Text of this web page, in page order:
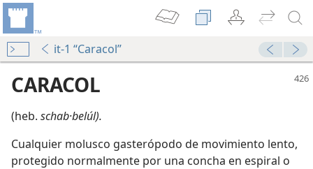
it-1 “Caracol”
CARACOL
(heb. schab·belúl).
Cualquier molusco gasterópodo de movimiento lento,
protegido normalmente por una concha en espiral o